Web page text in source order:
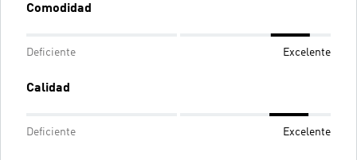
Comodidad
Deficiente Excelente
Calidad
Deficiente Excelente